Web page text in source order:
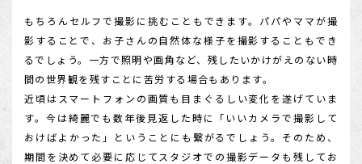
もちろんセルフで撮影に挑むこともできます。パパやママが撮
影することで、お子さんの自然体な様子を撮影することもでき
るでしょう。一方で照明や画角など、残したいかけがえのない時
間の世界観を残すことに苦労する場合もあります。
近頃はスマートフォンの画質も目まぐるしい変化を遂げていま
す。今は綺麗でも数年後見返した時に「いいカメラで撮影して
おけばよかった」ということにも繋がるでしょう。そのため、
期間を決めて必要に応じてスタジオでの撮影データも残してお